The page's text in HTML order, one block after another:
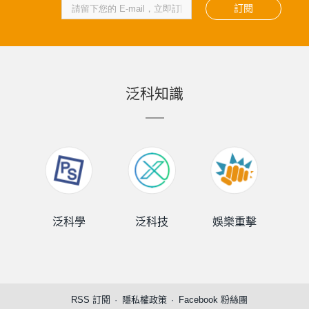
訂閱
泛科知識
泛科學 泛科技 娛樂重擊
RSS 訂閱 隱私權政策 Facebook 粉絲團